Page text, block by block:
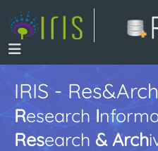
IRIS -
Research I
Research & Arch